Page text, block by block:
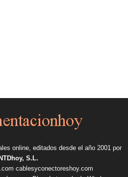
online, editados desde el año 2001 por
NTDhoy, S.L.
cablesyconectoreshoy.com